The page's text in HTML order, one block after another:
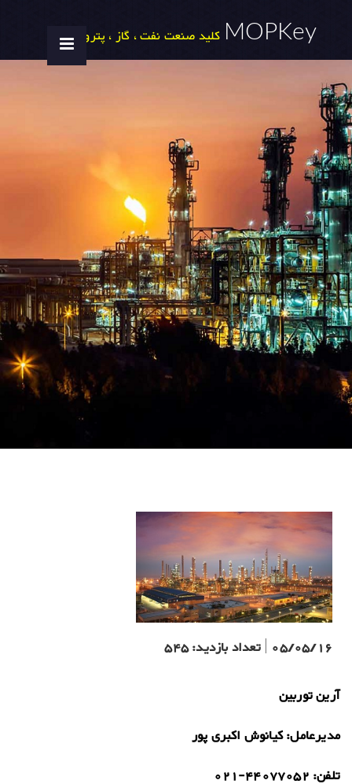
MOPKey کلید صنعت نفت ، گاز ، پتروشیمی
05/05/16
|تعداد بازدید:545
آرین توربین
مدیرعامل:کیانوش اکبری پور
تلفن: 021-44077052